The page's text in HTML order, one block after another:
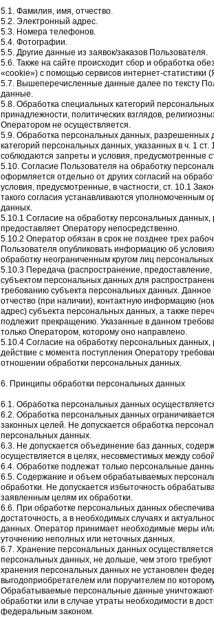
5.1. Фамилия, имя, отчество.
5.2. Электронный адрес.
5.3. Номера телефонов.
5.4. Фотографии.
5.5. Другие данные из заявок/заказов Пользователя.
5.6. Также на сайте происходит сбор и обработка
«cookie») с помощью сервисов интернет-статистики
5.7. Вышеперечисленные данные далее по тексту
данные.
5.8. Обработка специальных категорий
принадлежности, политических взглядов,
Оператором не осуществляется.
5.9. Обработка персональных данных, разрешенных
категорий персональных данных, указанных в ч. 1
соблюдаются запреты и условия, предусмотренные
5.10. Согласие Пользователя на обработку
оформляется отдельно от других согласий на
условия, предусмотренные, в частности, ст. 10.1
такого согласия устанавливаются уполномоченным
данных.
5.10.1 Согласие на обработку персональных
предоставляет Оператору непосредственно.
5.10.2 Оператор обязан в срок не позднее трех
Пользователя опубликовать информацию об
обработку неограниченным кругом лиц
5.10.3 Передача (распространение,
субъектом персональных данных для
требованию субъекта персональных данных.
отчество (при наличии), контактную информацию
адрес) субъекта персональных данных, а также
подлежит прекращению. Указанные в данном
только Оператором, которому оно направлено.
5.10.4 Согласие на обработку персональных
действие с момента поступления Оператору
отношении обработки персональных данных.
6. Принципы обработки персональных данных
6.1. Обработка персональных данных
6.2. Обработка персональных данных
законных целей. Не допускается обработка
персональных данных.
6.3. Не допускается объединение баз данных,
осуществляется в целях, несовместимых между
6.4. Обработке подлежат только персональные
6.5. Содержание и объем обрабатываемых
обработки. Не допускается избыточность
заявленным целям их обработки.
6.6. При обработке персональных данных
достаточность, а в необходимых случаях и
данных. Оператор принимает необходимые меры и/
уточнению неполных или неточных данных.
6.7. Хранение персональных данных
персональных данных, не дольше, чем этого
хранения персональных данных не установлен
выгодоприобретателем или поручителем по
Обрабатываемые персональные данные
обработки или в случае утраты необходимости в
федеральным законом.